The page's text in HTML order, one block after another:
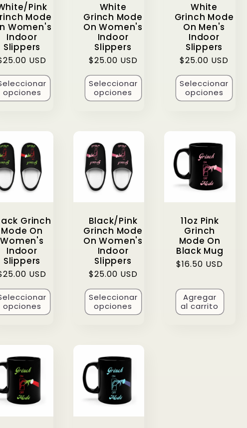
Pink
Mode
Women's
Indoor
Slippers
USD
opciones
White
Grinch Mode
On Women's
Indoor
Slippers
Precio
habitual
$25.00 USD
Seleccionar
opciones
White
Grinch Mode
On Men's
Indoor
Slippers
Precio
habitual
$25.00 USD
Seleccionar
opciones
Grinch
Mode On
Women's
Indoor
Slippers
USD
opciones
Black/Pink
Grinch Mode
On Women's
Indoor
Slippers
Precio
habitual
$25.00 USD
Seleccionar
opciones
11oz Pink
Grinch
Mode On
Black Mug
Precio
$16.50 USD
Agregar
al carrito